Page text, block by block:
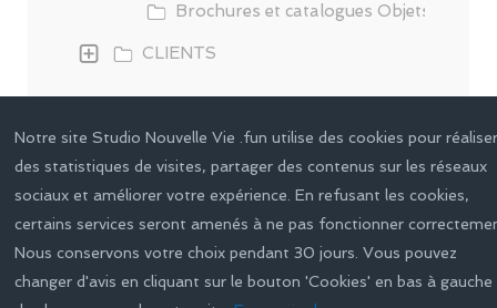
Brochures et catalogues Objets
CLIENTS
Notre site Studio Nouvelle Vie .fun utilise des cookies pour
des statistiques de visites, partager des contenus sur les réseaux
sociaux et améliorer votre expérience. En refusant les cookies,
certains services seront amenés à ne pas fonctionner
Nous conservons votre choix pendant 30 jours. Vous pouvez
changer d'avis en cliquant sur le bouton 'Cookies' en bas à gauche